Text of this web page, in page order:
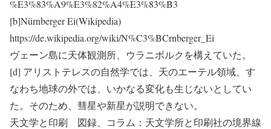
%E3%83%A9%E3%82%A4%E3%83%B3
[b]Nürnberger Ei(Wikipedia)
https://de.wikipedia.org/wiki/N%C3%BCrnberger_Ei
ヴェーン島に天体観測所、ウラニボルクを構えていた。
[d] アリストテレスの自然学では、天のエーテル領域、す
なわち地球の外では、いかなる変化も生じないとしてい
た。そのため、彗星や新星が説明できない。
天文学と印刷 図録、コラム：天文学所と印刷社の境界線